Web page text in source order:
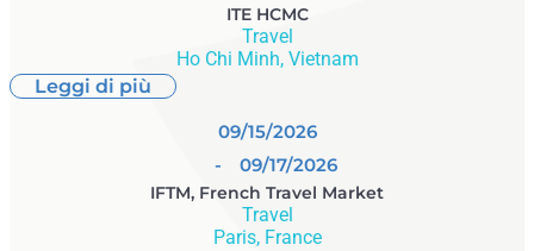
ITE HCMC
Travel
Ho Chi Minh, Vietnam
Leggi di più
09/15/2026
- 09/17/2026
IFTM, French Travel Market
Travel
Paris, France